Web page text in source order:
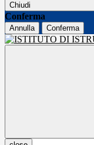
Chiudi
Conferma
Annulla Conferma